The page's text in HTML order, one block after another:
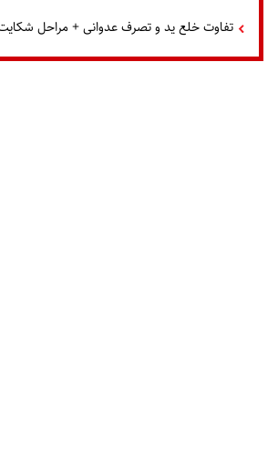
تفاوت خلع ید و تصرف عدوانی + مراحل